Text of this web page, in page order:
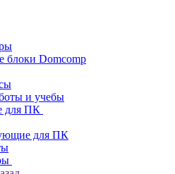
блоки Domcomp
и учебы
для ПК
для ПК